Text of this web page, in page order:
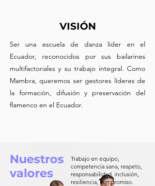
VISIÓN
Ser una escuela de danza líder en el
Ecuador, reconocidos por sus bailarines
multifactoriales y su trabajo integral. Como
Mambra, queremos ser gestores líderes de
la formación, difusión y preservación del
flamenco en el Ecuador.
Nuestros
valores
Trabajo en equipo,
competencia sana, respeto,
responsabilidad, inclusión,
resiliencia, compromiso.